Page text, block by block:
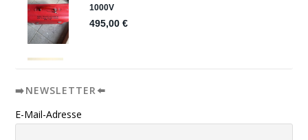
➡️NEWSLETTER⬅️
E-Mail-Adresse